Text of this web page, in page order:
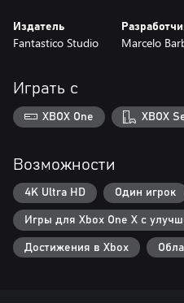
Издатель
Fantastico Studio Marcelo
Играть с
XBOX One XBOX
Возможности
4K Ultra HD Один игрок
Игры для Xbox One X с
Достижения в Xbox